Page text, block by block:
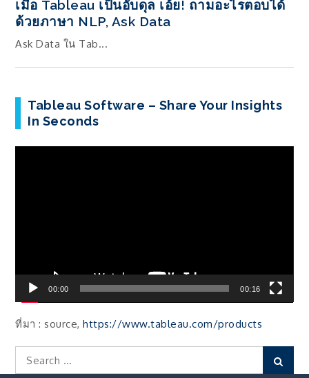
เมื่อ Tableau เป็นอับดุล เอ้ย! ถามอะไรตอบได้
ด้วยภาษา NLP, Ask Data
Ask Data ใน Tab...
Tableau Software – Share Your Insights
In Seconds
00:00 00:16
ที่มา : source,https://www.tableau.com/products
Search
for: